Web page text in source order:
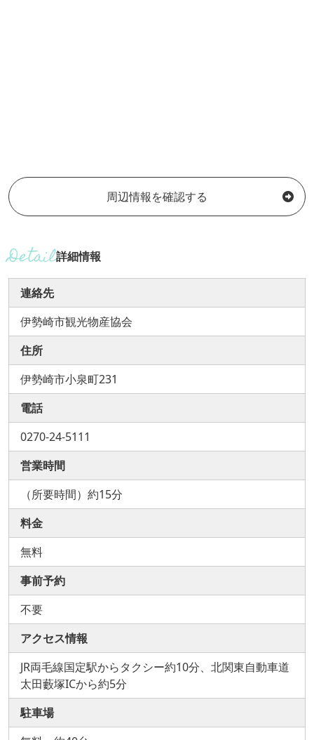
周辺情報を確認する
詳細情報
連絡先
伊勢崎市観光物産協会
住所
伊勢崎市小泉町231
電話
0270-24-5111
営業時間
（所要時間）約15分
料金
無料
事前予約
不要
アクセス情報
JR両毛線国定駅からタクシー約10分、北関東自動車道
太田藪塚ICから約5分
駐車場